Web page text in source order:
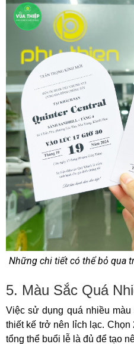
Những chi tiết có thể bỏ qua
5. Màu Sắc Quá
Việc sử dụng quá nhiều
thiết kế trở nên lỉch lạc.
tổng thể buổi lễ là đủ để tạo